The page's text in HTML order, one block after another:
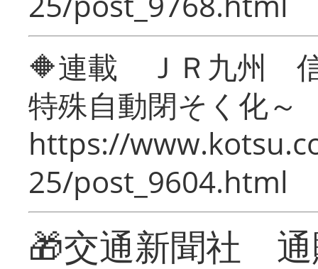
🔶連載 ＪＲ九州 信
特殊自動閉そく化～
https://
25/post_9604.html
🎁交通新聞社